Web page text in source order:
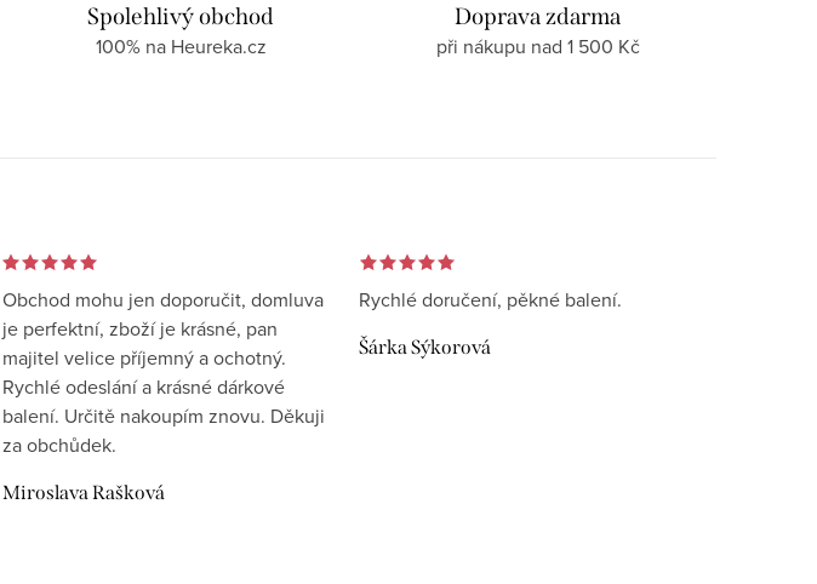
Spolehlivý obchod
100% na Heureka.cz
Doprava zdarma
při nákupu nad 1 500 Kč
Obchod mohu jen doporučit, domluva
je perfektní, zboží je krásné, pan
majitel velice příjemný a ochotný.
Rychlé odeslání a krásné dárkové
balení. Určitě nakoupím znovu. Děkuji
za obchůdek.
Miroslava Rašková
Rychlé doručení, pěkné balení.
Šárka Sýkorová